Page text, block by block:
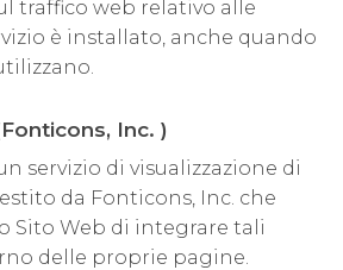
traffico web relativo alle
è installato, anche quando
Inc. )
servizio di visualizzazione di
da Fonticons, Inc. che
Sito Web di integrare tali
delle proprie pagine.